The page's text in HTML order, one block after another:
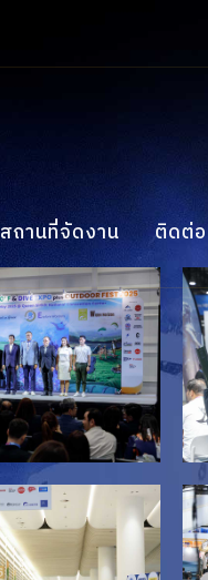
สถานที่จัดงาน ติดต่อ